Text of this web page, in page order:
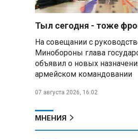
подписали три
e‑торговле,
ученым званиям
Александр
Хотите «собирать
городах — отвечайте и
отдалённые деревни
Минобороны РФ:
Харьковской области
Тыл сегодня - тоже
На совещании с
Минобороны глава
объявил о новых
армейском командовании
07 августа 2026, 16:02
МНЕНИЯ